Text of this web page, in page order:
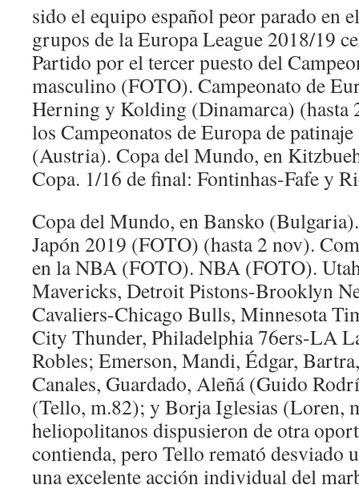
sido el equipo español peor parado en
grupos de la Europa League 2018/19
Partido por el tercer puesto del
masculino (FOTO). Campeonato de
Herning y Kolding (Dinamarca) (hasta
los Campeonatos de Europa de
(Austria). Copa del Mundo, en
Copa. 1/16 de final: Fontinhas-Fafe y
Copa del Mundo, en Bansko
Japón 2019 (FOTO) (hasta 2 nov).
en la NBA (FOTO). NBA (FOTO).
Mavericks, Detroit Pistons-Brooklyn
Cavaliers-Chicago Bulls, Minnesota
City Thunder, Philadelphia 76ers-LA
Robles; Emerson, Mandi, Édgar,
Canales, Guardado, Aleñá (Guido
(Tello, m.82); y Borja Iglesias (Loren,
heliopolitanos dispusieron de otra
contienda, pero Tello remató desviado
una excelente acción individual del